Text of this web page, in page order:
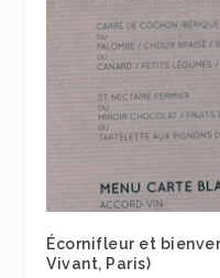
Écornifleur et
Vivant, Paris)